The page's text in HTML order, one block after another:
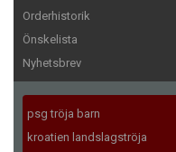
Orderhistorik
Önskelista
Nyhetsbrev
psg tröja barn
kroatien landslagströja